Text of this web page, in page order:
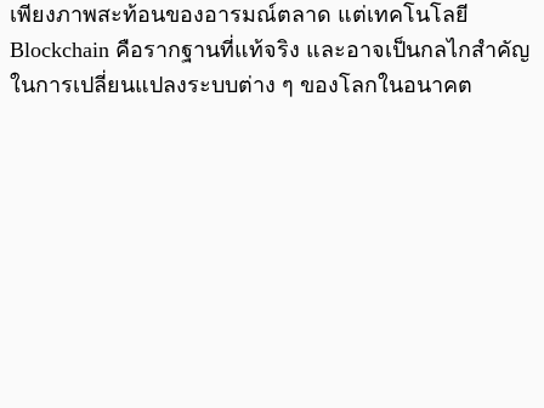
เพียงภาพสะท้อนของอารมณ์ตลาด แต่เทคโนโลยี
Blockchain คือรากฐานที่แท้จริง และอาจเป็นกลไกสำคัญ
ในการเปลี่ยนแปลงระบบต่าง ๆ ของโลกในอนาคต